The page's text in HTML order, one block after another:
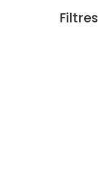
Filtres